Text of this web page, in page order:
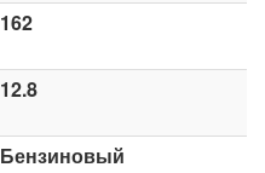
162
12.8
Бензиновый